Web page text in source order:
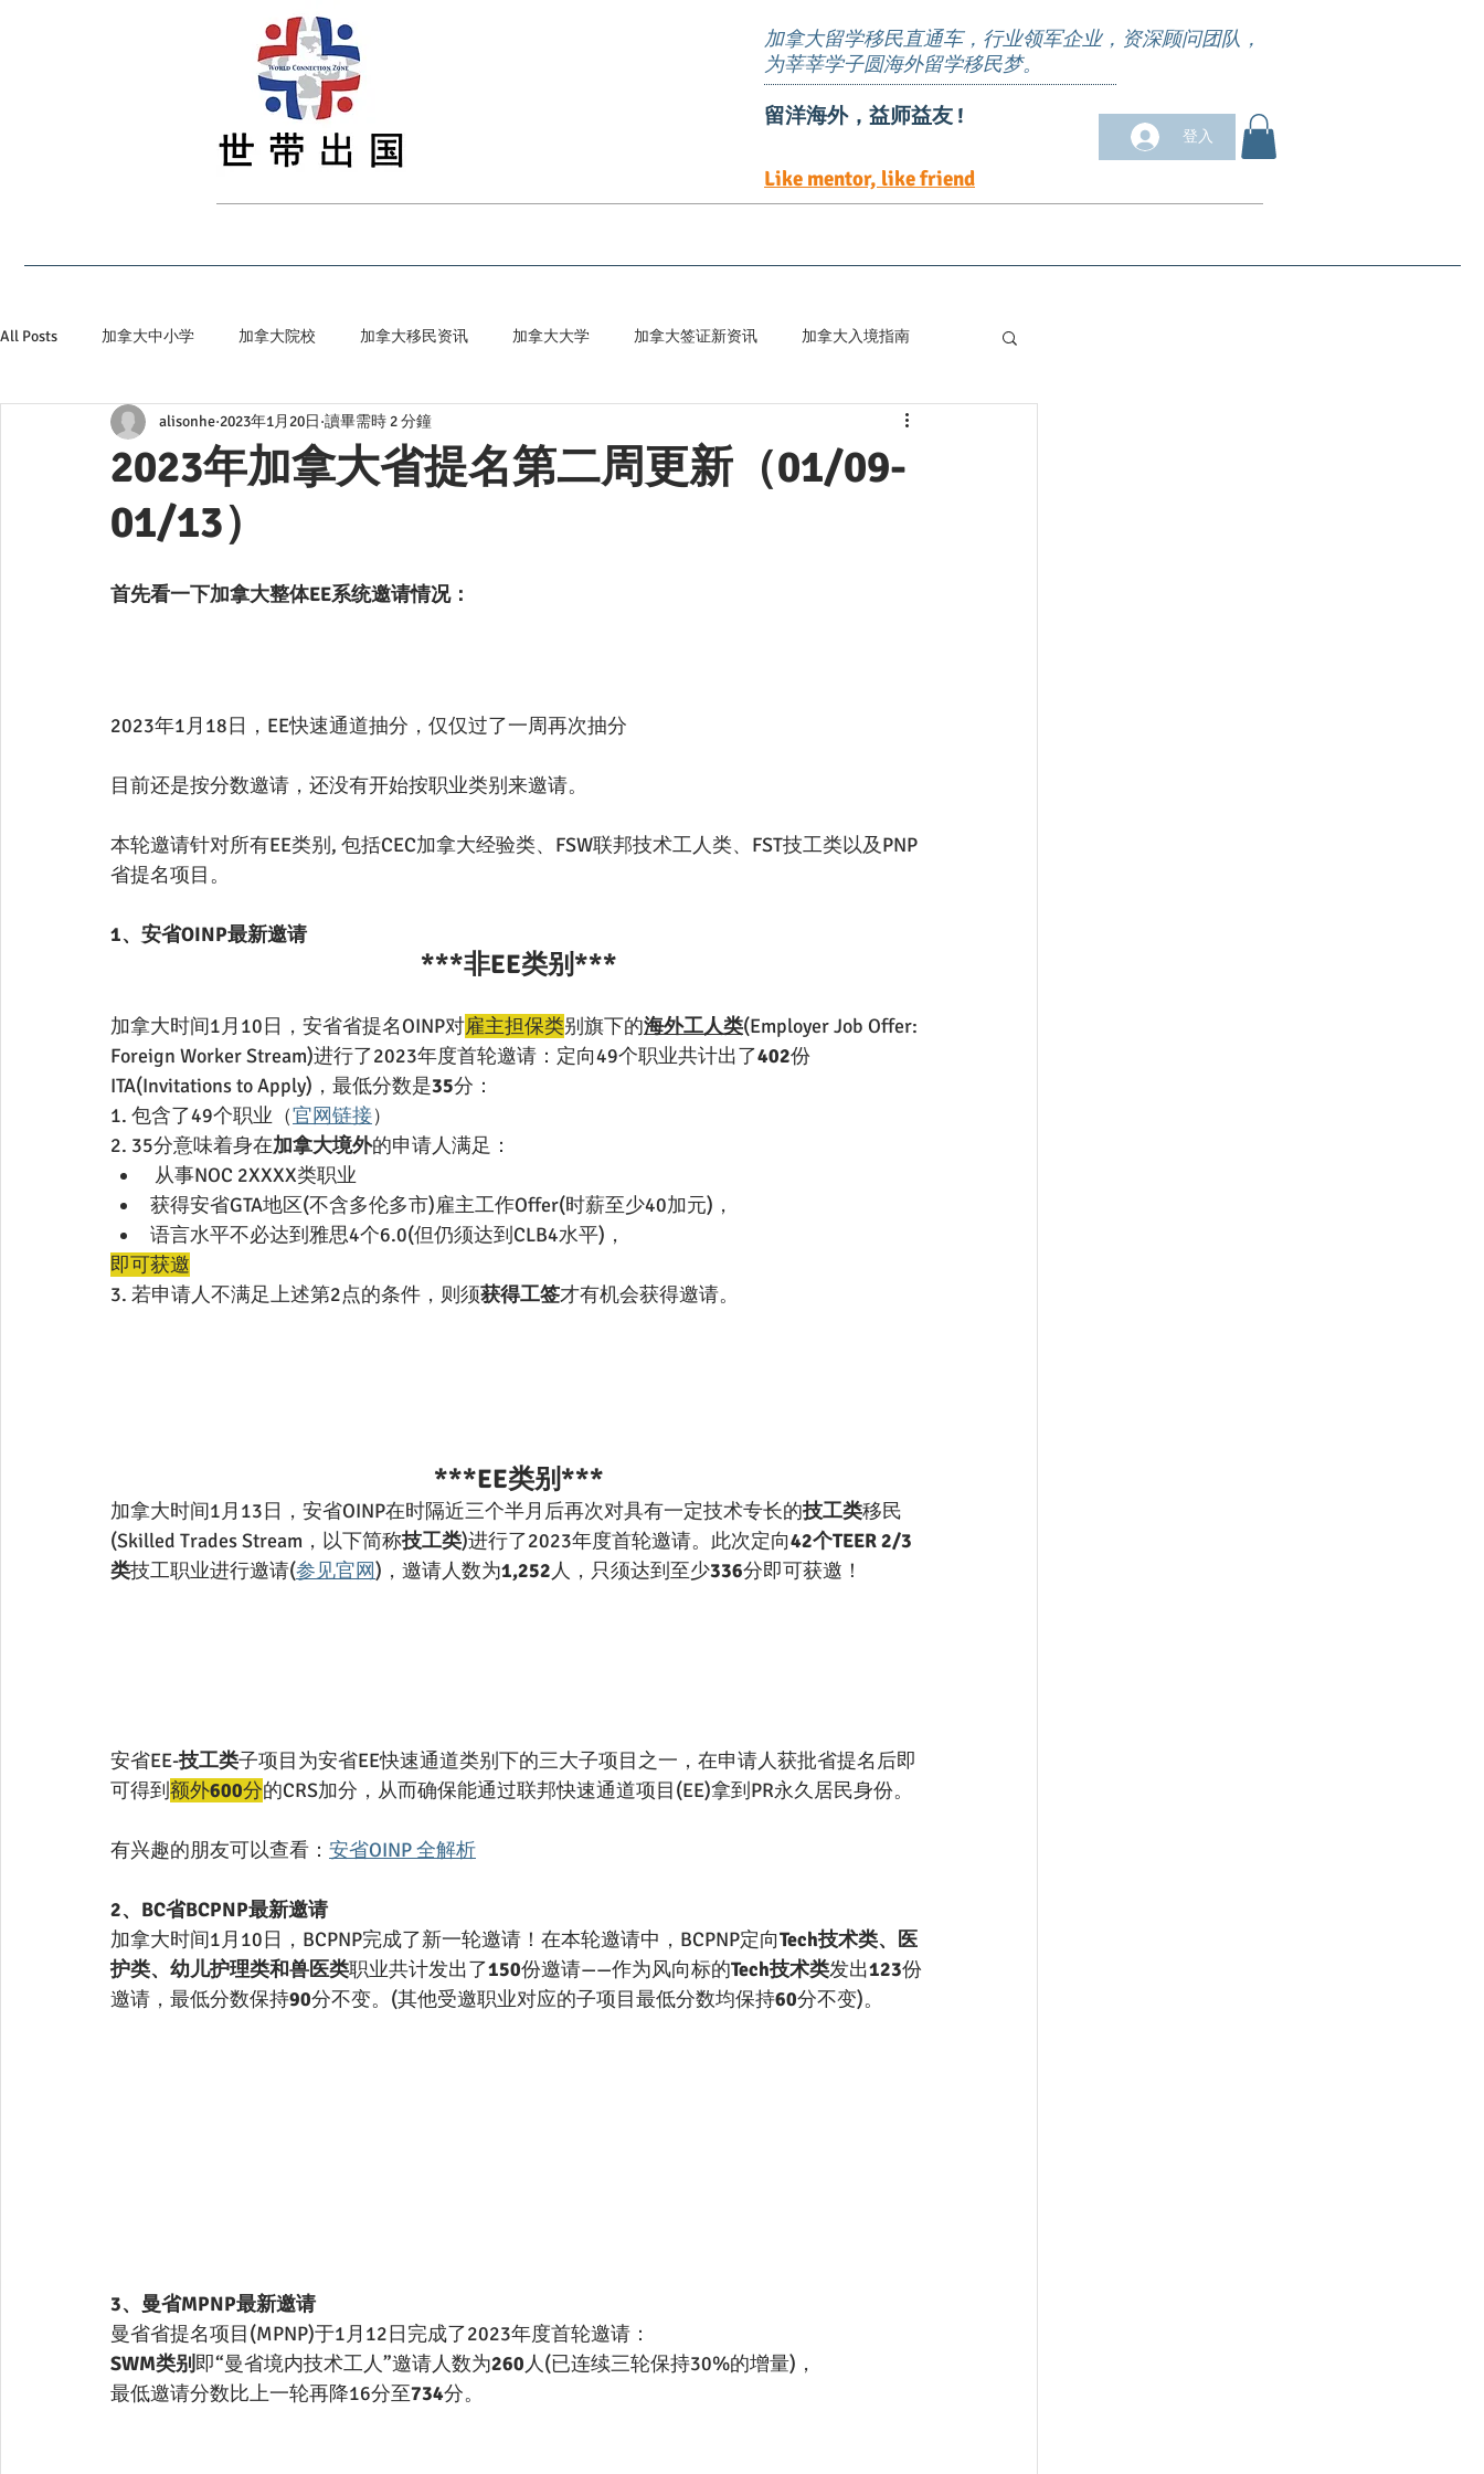
加拿大留学移民直通车，行业领军企业，资深顾问团队，
为莘莘学子圆海外留学移民梦。
登入
留洋海外，益师益友 !
Like mentor, like friend
All Posts 加拿大中小学 加拿大院校 加拿大移民资讯 加拿大大学 加拿大签证新资讯 加拿大入境指南
加拿大省提名 加拿大顶级私立院校 世带加拿大生活小百科
2023年加拿大省提名第二周更新（01/09-
01/13）
alisonhe 2023年1月20日 讀畢需時 2 分鐘
首先看一下加拿大整体EE系统邀请情况：
2023年1月18日，EE快‮通速‬道抽分，仅仅过‮一了‬周再‮抽次‬分‮
目前还是按分数邀请，还没有开始按职业类别来邀请。
本轮邀请‮对针‬所有EE类别, 包括CEC‮拿加‬大‮验经‬类、FSW联‮技邦‬术工人类、FST‮工技‬类‮及以‬PNP
省提名项目。
1、安省OINP最新邀请
***非EE类别***
加拿大时间1月10日，安省省提名OINP对雇主担保类别旗下的海外工人类(Employer Job Offer:
Foreign Worker Stream)进行了2023年度首轮邀请：定向49个职业共计出了402份
ITA(Invitations to Apply)，最低分数是35分：
1. 包含了49个职业（官网链接）
2. 35分意味着身在加拿大境外的申请人满足：
从事NOC 2XXXX类职业
获得安省GTA地区(不含多伦多市)雇主工作Offer(时薪至少40加元)，
语言水平不必达到雅思4个6.0(但仍须达到CLB4水平)，
即可获邀
3. 若申请人不满足上述第2点的条件，则须获得工签才有机会获得邀请。
***EE类别***
加拿大时间1月13日，安省OINP在时隔近三个半月后再次对具有一定技术专长的技工类移民
(Skilled Trades Stream，以下简称技工类)进行了2023年度首轮邀请。此次定向42个TEER 2/3
类技工职业进行邀请(参见官网)，邀请人数为1,252人，只须达到至少336分即可获邀！
安省EE-技工类子项目为安省EE快速通道类别下的三大子项目之一，在申请人获批省提名后即
可得到额外600分的CRS加分，从而确保能通过联邦快速通道项目(EE)拿到PR永久居民身份。
有兴趣的朋友可以查看： 安省OINP 全解析
2、BC省BCPNP最新邀请
加拿大时间1月10日，BCPNP完成了新一轮邀请！在本轮邀请中，BCPNP定向Tech技术类、医
护类、幼儿护理类和兽医类职业共计发出了150份邀请——作为风向标的Tech技术类发出123份
邀请，最低分数保持90分不变。(其他受邀职业对应的子项目最低分数均保持60分不变)。
3、曼省MPNP最新邀请
曼省省提名项目(MPNP)于1月12日完成了2023年度首轮邀请：
SWM类别 即“曼省境内技术工人”邀请人数为260人(已连续三轮保持30%的增量)，
最低邀请分数比上一轮再降16分至734分。